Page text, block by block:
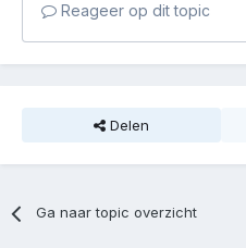
Reageer op dit topic
Delen
Ga naar topic overzicht